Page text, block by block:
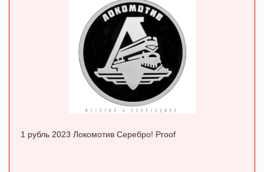
1 рубль 2023 Локомотив Серебро! Proof